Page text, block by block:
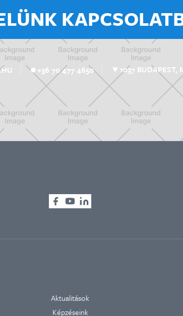
+36 70 477 4650 1037 BUDAPEST,
Aktualitások
Képzéseink